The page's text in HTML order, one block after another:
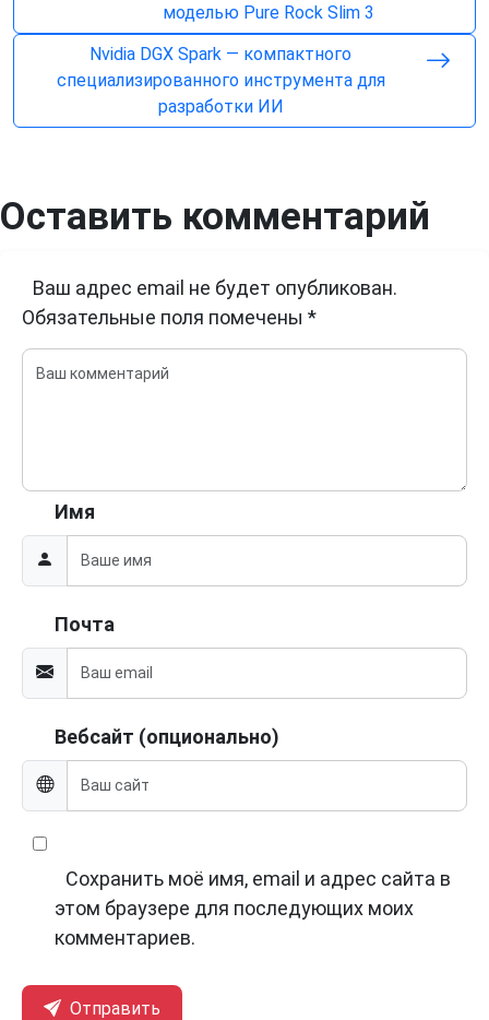
моделью Pure Rock Slim 3
Nvidia DGX Spark — компактного
специализированного инструмента для
разработки ИИ
Оставить комментарий
Ваш адрес email не будет опубликован.
Обязательные поля помечены *
Имя
Почта
Вебсайт (опционально)
Сохранить моё имя, email и адрес сайта в
этом браузере для последующих моих
комментариев.
Отправить